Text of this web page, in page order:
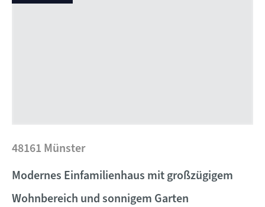
48161 Münster
Modernes Einfamilienhaus mit großzügigem
Wohnbereich und sonnigem Garten